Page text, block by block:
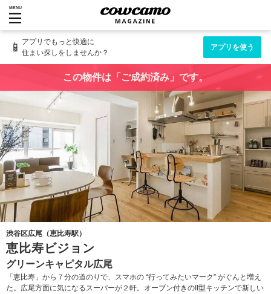
MENU
📱 アプリでもっと快適に
住まい探しをしませんか？
アプリを使う
この物件は「ご成約済み」です。
渋谷区広尾（恵比寿駅）
恵比寿ビジョン
グリーンキャピタル広尾
「恵比寿」から７分の道のりで、スマホの “行ってみたいマーク” がぐんと増え
た。広尾方面に気になるスーパーが２軒。オーブン付きのII型キッチンで新しい